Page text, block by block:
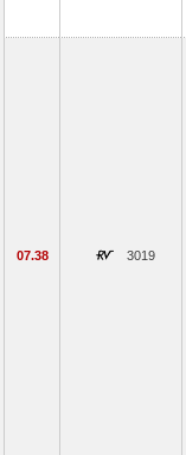
07.38 3019